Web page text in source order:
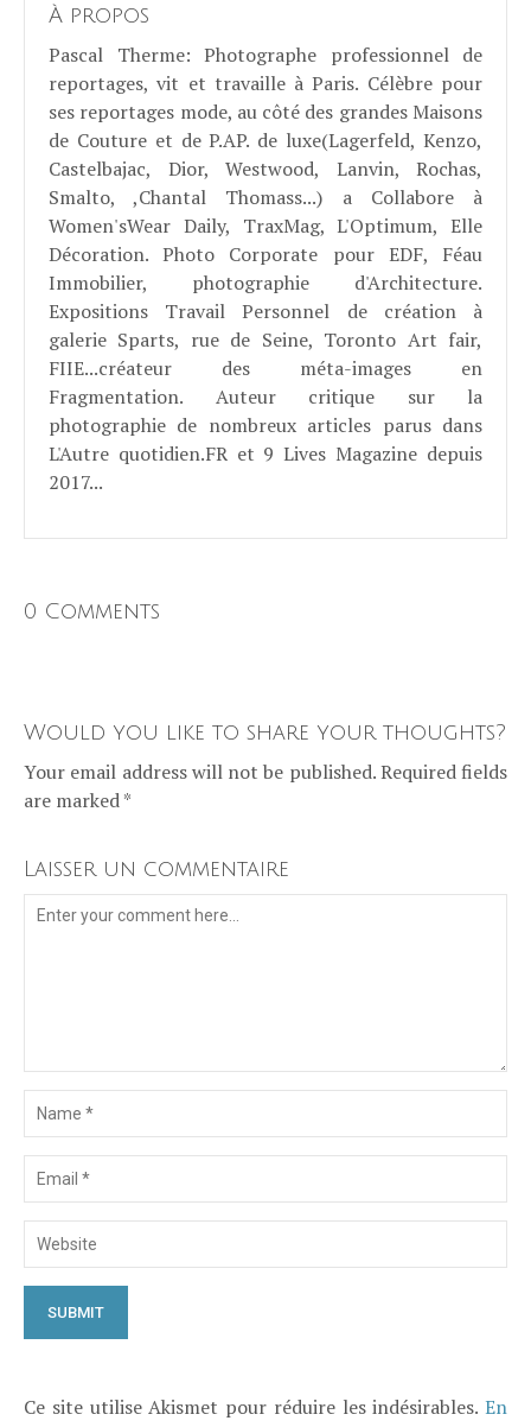
À propos
Pascal Therme: Photographe professionnel de
reportages, vit et travaille à Paris. Célèbre pour
ses reportages mode, au côté des grandes Maisons
de Couture et de P.AP. de luxe(Lagerfeld, Kenzo,
Castelbajac, Dior, Westwood, Lanvin, Rochas,
Smalto, ,Chantal Thomass...) a Collabore à
Women'sWear Daily, TraxMag, L'Optimum, Elle
Décoration. Photo Corporate pour EDF, Féau
Immobilier, photographie d'Architecture.
Expositions Travail Personnel de création à
galerie Sparts, rue de Seine, Toronto Art fair,
FIIE...créateur des méta-images en
Fragmentation. Auteur critique sur la
photographie de nombreux articles parus dans
L'Autre quotidien.FR et 9 Lives Magazine depuis
2017...
0 Comments
Would you like to share your thoughts?
Your email address will not be published. Required fields
are marked *
Laisser un commentaire
Ce site utilise Akismet pour réduire les indésirables. En